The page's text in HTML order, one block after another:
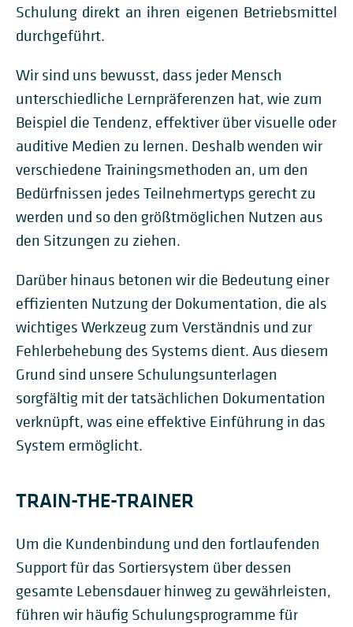
Schulung direkt an ihren eigenen Betriebsmittel
durchgeführt.
Wir sind uns bewusst, dass jeder Mensch
unterschiedliche Lernpräferenzen hat, wie zum
Beispiel die Tendenz, effektiver über visuelle oder
auditive Medien zu lernen. Deshalb wenden wir
verschiedene Trainingsmethoden an, um den
Bedürfnissen jedes Teilnehmertyps gerecht zu
werden und so den größtmöglichen Nutzen aus
den Sitzungen zu ziehen.
Darüber hinaus betonen wir die Bedeutung einer
effizienten Nutzung der Dokumentation, die als
wichtiges Werkzeug zum Verständnis und zur
Fehlerbehebung des Systems dient. Aus diesem
Grund sind unsere Schulungsunterlagen
sorgfältig mit der tatsächlichen Dokumentation
verknüpft, was eine effektive Einführung in das
System ermöglicht.
TRAIN-THE-TRAINER
Um die Kundenbindung und den fortlaufenden
Support für das Sortiersystem über dessen
gesamte Lebensdauer hinweg zu gewährleisten,
führen wir häufig Schulungsprogramme für